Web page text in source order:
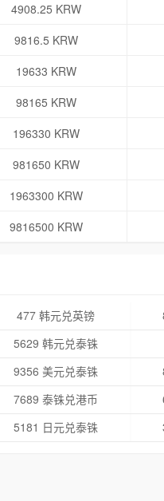
4908.25 KRW
9816.5 KRW
19633 KRW
98165 KRW
196330 KRW
981650 KRW
1963300 KRW
9816500 KRW
477 韩元兑英镑
5629 韩元兑泰铢
9356 美元兑泰铢
7689 泰铢兑港币
5181 日元兑泰铢